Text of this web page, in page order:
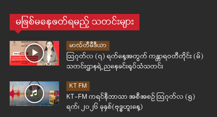
မဖြစ်မနေဖတ်ရမည့် သတင်းများ
မာလ်တီမီဒီယာ
ဩဂုတ်လ (၇) ရက်နေ့အတွက် ကန္တာရဝတီတိုင်း (မ်)
သတင်းဌာနရဲ့ ညနေခင်းရုပ်သံသတင်း
KT FM
KT-FM ကရင်နီဘာသာ အစီအစဉ် ဩဂုတ်လ (၅)
ရက်၊ ၂၀၂၆ ခုနှစ်(ဗုဒ္ဓဟူးနေ့)